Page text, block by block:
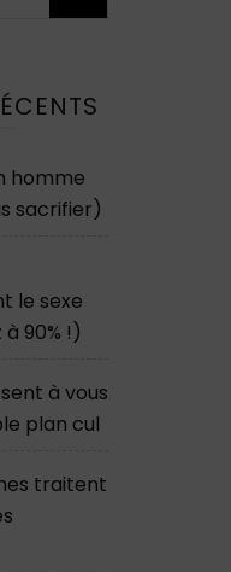
homme
sacrifier)
le sexe
90% !)
à vous
plan cul
traitent